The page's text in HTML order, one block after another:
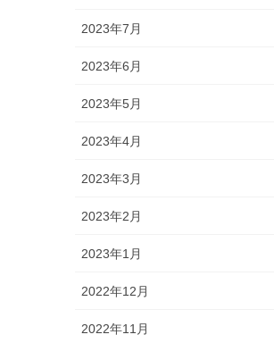
2023年7月
2023年6月
2023年5月
2023年4月
2023年3月
2023年2月
2023年1月
2022年12月
2022年11月